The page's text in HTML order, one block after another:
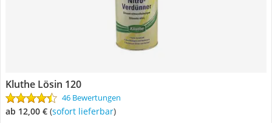
Kluthe Lösin 120
46 Bewertungen
ab 12,00 € ( Sofort lieferbar)